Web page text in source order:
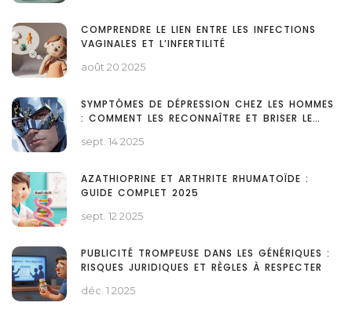
COMPRENDRE LE LIEN ENTRE LES INFECTIONS
VAGINALES ET L’INFERTILITÉ
août 20 2025
SYMPTÔMES DE DÉPRESSION CHEZ LES HOMMES
: COMMENT LES RECONNAÎTRE ET BRISER LE
sept. 14 2025
AZATHIOPRINE ET ARTHRITE RHUMATOÏDE :
GUIDE COMPLET 2025
sept. 12 2025
PUBLICITÉ TROMPEUSE DANS LES GÉNÉRIQUES :
RISQUES JURIDIQUES ET RÈGLES À RESPECTER
déc. 1 2025